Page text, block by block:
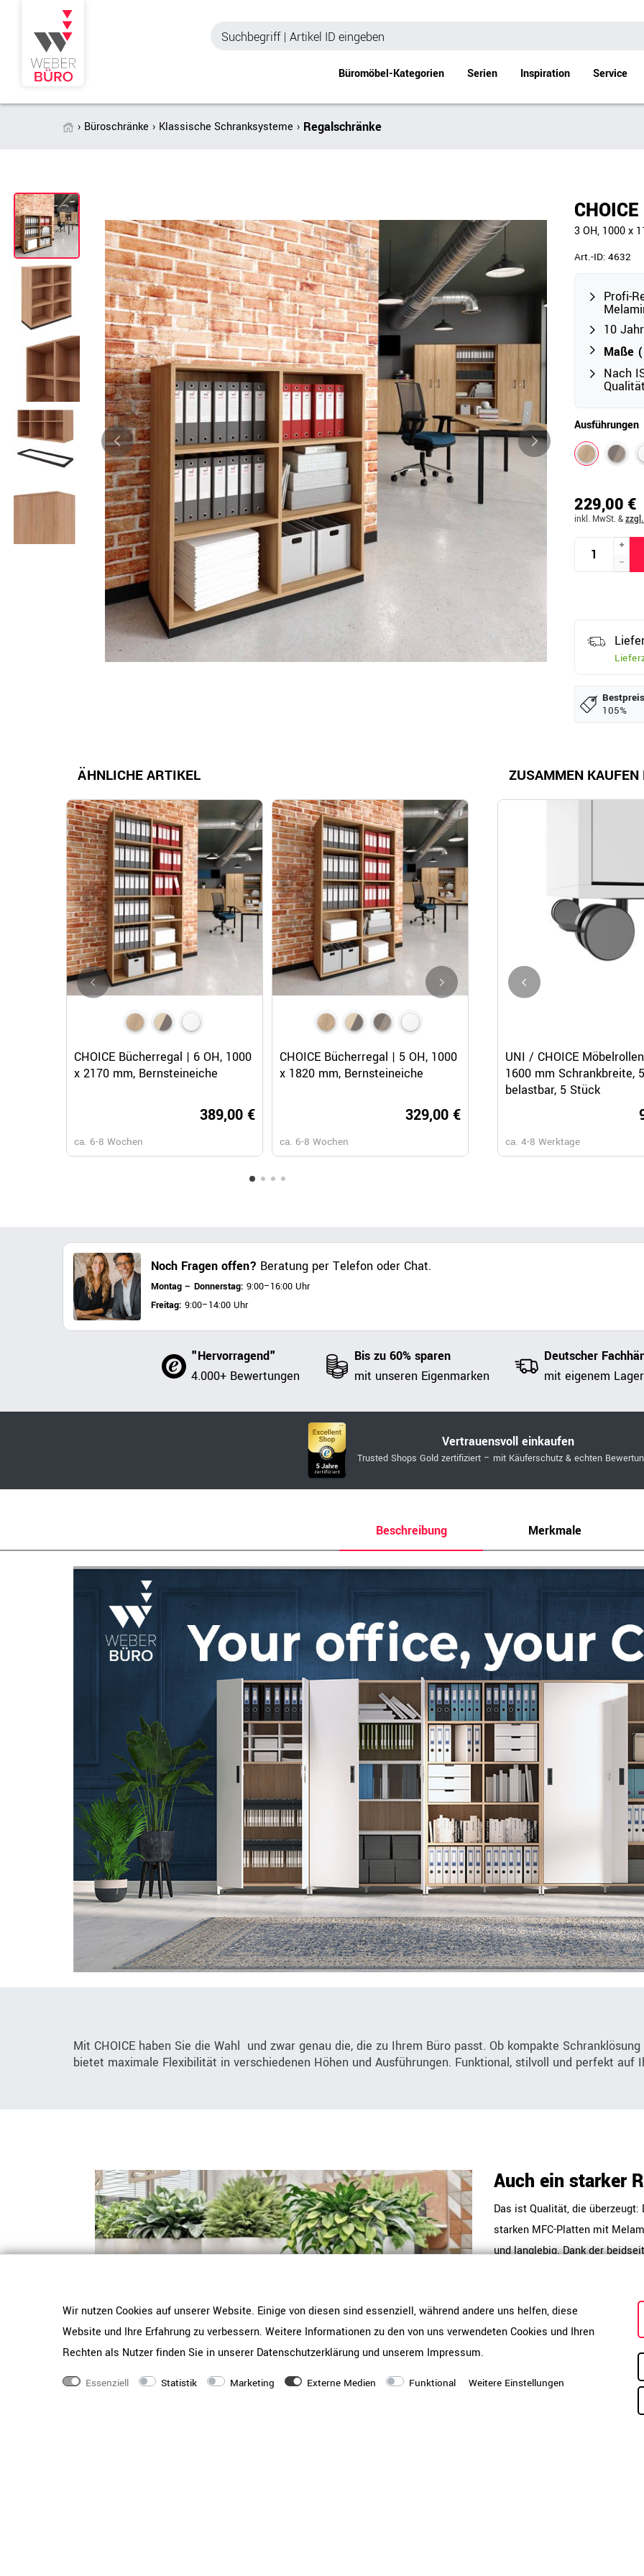
Büromöbel-Kategorien
Raum in Raum-Systeme
Tischtrennwände
Akustik Deckensegel &
Wandpaneele
Regalschränke
Büro Schrankwände
Spinde
Garderoben
Zubehör
Stehtische
Besprechungstische
Tischgestelle
Schreibtischplatten
Anbautische & Zubehör
Bürocontainer
Standcontainer
Rollcontainer
Büromöbel-Sets
Einzelarbeitsplätze
Chefbüros
Gruppenarbeitsplätze
Outdoor
Ampelschirme
Schirmständer
Abdeckhauben & Zubehör
Serien Inspiration Service
Büroschränke Klassische Schranksysteme Regalschränke
3 OH, 1000 x
Art.-ID: 4632
Profi-
10
Maße
Nach
Ausführungen
229,00 €
inkl. MwSt. &
105%
ÄHNLICHE ARTIKEL
CHOICE Bücherregal | 6 OH, 1000
x 2170 mm, Bernsteineiche
389,00 €
ca. 6-8 Wochen
CHOICE Bücherregal | 5 OH, 1000
x 1820 mm, Bernsteineiche
329,00 €
ca. 6-8 Wochen
CHOICE Bücherregal | 4 OH,
x 1465 mm, Bernsteineiche
ca. 6-8 Wochen
ZUSAMMEN
UNI / CHOICE
1600 mm Schrankbreite,
belastbar, 5 Stück
ca. 4-8 Werktage
Noch Fragen offen? Beratung per Telefon oder Chat.
Montag – Donnerstag: 9:00–16:00 Uhr
Freitag: 9:00–14:00 Uhr
"Hervorragend"
4.000+ Bewertungen
Bis zu 60% sparen
mit unseren Eigenmarken
Deutscher
mit eigenem Lager
Vertrauensvoll einkaufen
Trusted Shops Gold zertifiziert – mit Käuferschutz & echten
Beschreibung Merkmale
Mit CHOICE haben Sie die Wahl  und zwar genau die, die zu Ihrem Büro passt. Ob kompakte
bietet maximale Flexibilität in verschiedenen Höhen und Ausführungen. Funktional, stilvoll und perfekt auf
Auch ein starker
Das ist Qualität, die
starken MFC-Platten mit
und langlebig. Dank der
Wir nutzen Cookies auf unserer Website. Einige von diesen sind essenziell, während andere uns helfen, diese
Website und Ihre Erfahrung zu verbessern. Weitere Informationen zu den von uns verwendeten Cookies und Ihren
Rechten als Nutzer finden Sie in unserer Daten­schutz­erklärung und unserem Impressum.
Essenziell Statistik Marketing Externe Medien Funktional Weitere Einstellungen